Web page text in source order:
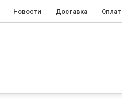
Новости Доставка